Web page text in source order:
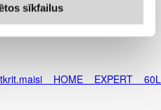
sīkfailus
HOME EXPERT 60L